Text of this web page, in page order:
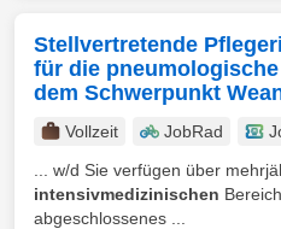
Stellvertretende
für die
dem Schwerpunkt
Vollzeit JobRad
... w/d Sie verfügen über
intensivmedizinischen
abgeschlossenes ...